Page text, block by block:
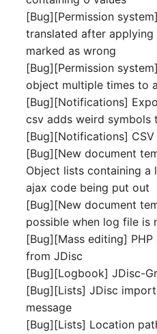
[Bug][Permission
translated after
marked as wrong
[Bug][Permission
object multiple times to
[Bug][Notifications]
csv adds weird symbols
[Bug][Notifications]
[Bug][New document
Object lists containing a
ajax code being put out
[Bug][New document
possible when log file is
[Bug][Mass editing]
from JDisc
[Bug][Logbook] JDisc-
[Bug][Lists] JDisc
message
[Bug][Lists] Location